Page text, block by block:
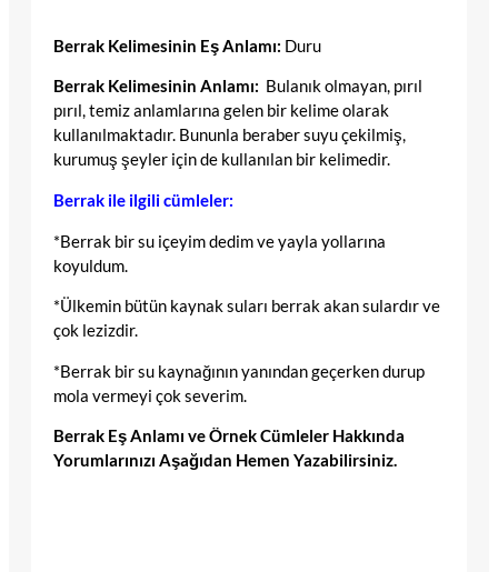
Berrak Kelimesinin Eş Anlamı: Duru
Berrak Kelimesinin Anlamı: Bulanık olmayan, pırıl
pırıl, temiz anlamlarına gelen bir kelime olarak
kullanılmaktadır. Bununla beraber suyu çekilmiş,
kurumuş şeyler için de kullanılan bir kelimedir.
Berrak ile ilgili cümleler:
*Berrak bir su içeyim dedim ve yayla yollarına
koyuldum.
*Ülkemin bütün kaynak suları berrak akan sulardır ve
çok lezizdir.
*Berrak bir su kaynağının yanından geçerken durup
mola vermeyi çok severim.
Berrak Eş Anlamı ve Örnek Cümleler Hakkında
Yorumlarınızı Aşağıdan Hemen Yazabilirsiniz.